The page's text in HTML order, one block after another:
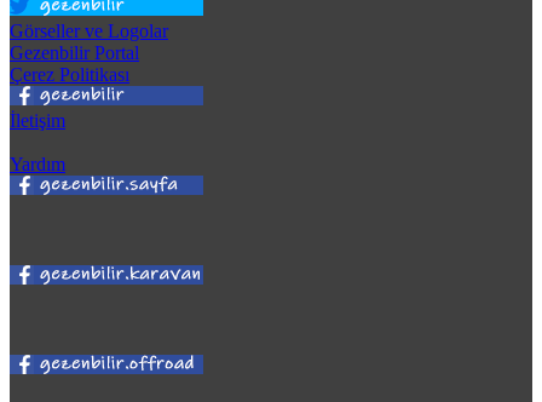
Görseller ve Logolar
Gezenbilir Portal
Çerez Politikası
İletişim
Yardım